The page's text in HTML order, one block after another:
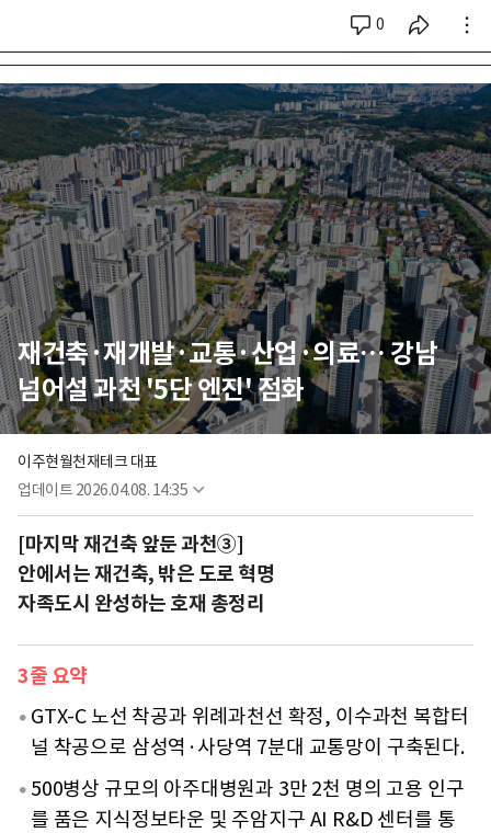
0
시리즈 전체
재건축·재개발·교통·산업·의료… 강남
넘어설 과천 '5단 엔진' 점화
이주현월천재테크 대표
업데이트 2026.04.08. 14:35
[마지막 재건축 앞둔 과천③]
안에서는 재건축, 밖은 도로 혁명
자족도시 완성하는 호재 총정리
3줄 요약
GTX-C 노선 착공과 위례과천선 확정, 이수과천 복합터
널 착공으로 삼성역·사당역 7분대 교통망이 구축된다.
500병상 규모의 아주대병원과 3만 2천 명의 고용 인구
를 품은 지식정보타운 및 주암지구 AI R&D 센터를 통